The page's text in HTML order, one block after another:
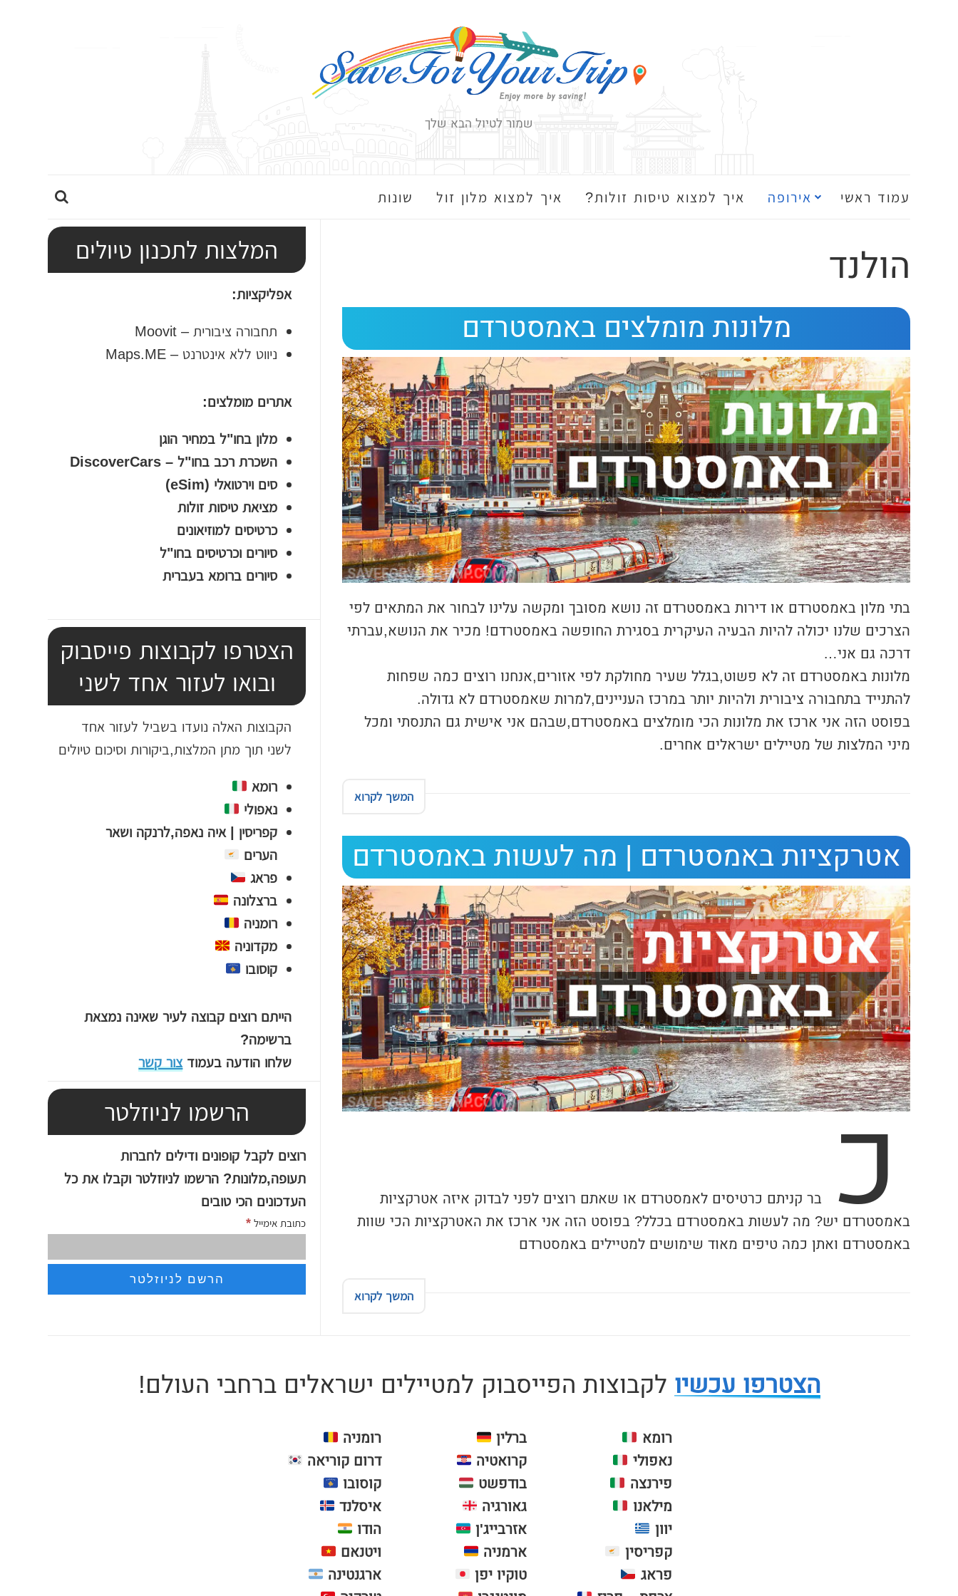
שמור לטיול הבא שלך
עמוד ראשי אירופה איך למצוא טיסות זולות? איך למצוא מלון זול שונות
ה
ח
הולנד
מלונות מומלצים באמסטרדם
בתי מלון באמסטרדם או דירות באמסטרדם זה נושא מסובך ומקשה עלינו לבחור את המתאים לפי
הצרכים שלנו יכולה להיות הבעיה העיקרית בסגירת החופשה באמסטרדם! מכיר את הנושא,עברתי
דרכה גם אני…
מלונות באמסטרדם זה לא פשוט,בגלל שעיר מחולקת לפי אזורים,אנחנו רוצים כמה שפחות
להתנייד בתחבורה ציבורית ולהיות יותר במרכז העניינים,למרות שאמסטרדם לא גדולה.
בפוסט הזה אני ארכז את מלונות הכי מומלצים באמסטרדם,שבהם אני אישית גם התנסתי ומכל
מיני המלצות של מטיילים ישראלים אחרים.
המשך לקרוא
אטרקציות באמסטרדם | מה לעשות באמסטרדם
כ
בר קניתם כרטיסים לאמסטרדם או שאתם רוצים לפני לבדוק איזה אטרקציות
באמסטרדם יש? מה לעשות באמסטרדם בכלל? בפוסט הזה אני ארכז את האטרקציות הכי שוות
באמסטרדם ואתן כמה טיפים מאוד שימושים למטיילים באמסטרדם
המשך לקרוא
המלצות לתכנון טיולים
אפליקציות:
תחבורה ציבורית – Moovit
ניווט ללא אינטרנט – Maps.ME
אתרים מומלצים:
מלון בחו"ל במחיר הוגן
השכרת רכב בחו"ל – DiscoverCars
סים וירטואלי (eSim)
מציאת טיסות זולות
כרטיסים למוזיאונים
סיורים וכרטיסים בחו"ל
סיורים ברומא בעברית
הצטרפו לקבוצות פייסבוק
ובואו לעזור אחד לשני
הקבוצות האלה נועדו בשביל לעזור אחד
לשני תוך מתן המלצות,ביקורות וסיכום טיולים
רומא
נאפולי
קפריסין | איה נאפה,לרנקה ושאר
הערים
פראג
ברצלונה
רומניה
מקדוניה
קוסובו
הייתם רוצים קבוצה לעיר שאינה נמצאת
ברשימה?
שלחו הודעה בעמודצור קשר
הרשמו לניוזלטר
רוצים לקבל קופונים ודילים לחברות
תעופה,מלונות? הרשמו לניוזלטר וקבלו את כל
העדכונים הכי טובים
כתובת אימייל *
הצטרפו עכשיו לקבוצות הפייסבוק למטיילים ישראלים ברחבי העולם!
רומא
נאפולי
פירנצה
מילאנו
יוון
קפריסין
פראג
ברלין
קרואטיה
בודפשט
גאורגיה
אזרבייג'ן
ארמניה
טוקיו יפן
רומניה
דרום קוריאה
קוסובו
איסלנד
הודו
ויטנאם
ארגנטינה